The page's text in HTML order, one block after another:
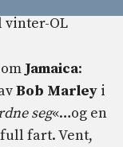
Jamaica:
Bob Marley i
seg«…og en
fart. Vent,